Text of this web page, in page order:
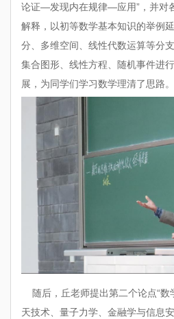
论证—发现内在规律—应用”，并对
解释，以初等数学基本知识的举例
分、多维空间、线性代数运算等分
集合图形、线性方程、随机事件进
展，为同学们学习数学理清了思路。
随后，丘老师提出第二个论点“数
天技术、量子力学、金融学与信息